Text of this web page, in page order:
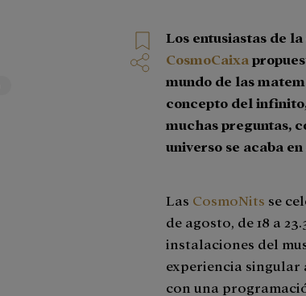
Los entusiastas de
CosmoCaixa
mundo de las
concepto del
muchas preguntas,
universo se acaba
Las CosmoNits se
de agosto, de 18 a
instalaciones del
experiencia
con una